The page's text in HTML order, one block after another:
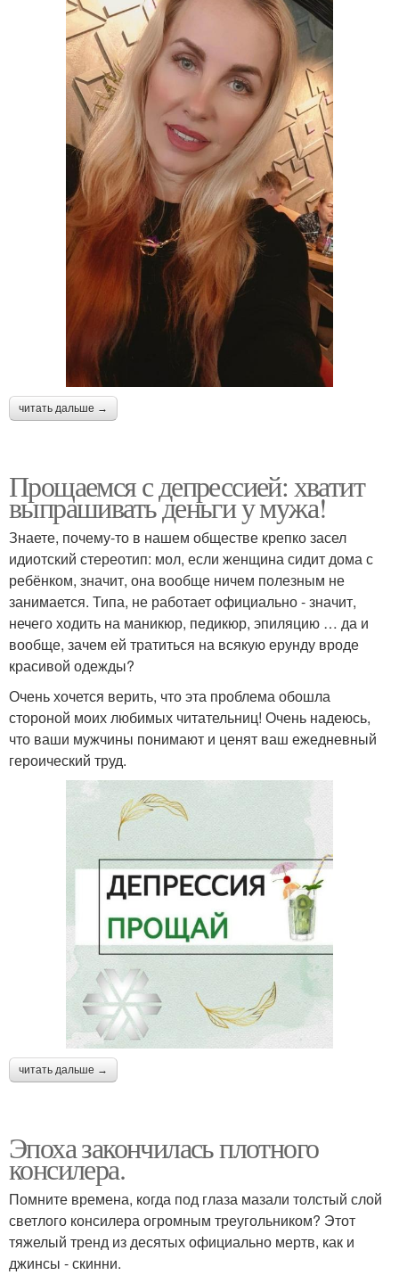
читать дальше →
Прощаемся с депрессией: хватит
выпрашивать деньги у мужа!
Знаете, почему-то в нашем обществе крепко засел
идиотский стереотип: мол, если женщина сидит дома с
ребёнком, значит, она вообще ничем полезным не
занимается. Типа, не работает официально - значит,
нечего ходить на маникюр, педикюр, эпиляцию … да и
вообще, зачем ей тратиться на всякую ерунду вроде
красивой одежды?
Очень хочется верить, что эта проблема обошла
стороной моих любимых читательниц! Очень надеюсь,
что ваши мужчины понимают и ценят ваш ежедневный
героический труд.
читать дальше →
Эпоха закончилась плотного
консилера.
Помните времена, когда под глаза мазали толстый слой
светлого консилера огромным треугольником? Этот
тяжелый тренд из десятых официально мертв, как и
джинсы - скинни.